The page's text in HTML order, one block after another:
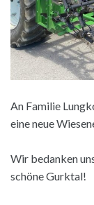
An Familie
eine neue
Wir bedanken
schöne Gurktal!